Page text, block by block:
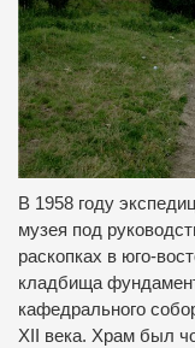
В 1958 году
музея под
раскопках в юго-
кладбища
кафедрального
XII века. Храм был